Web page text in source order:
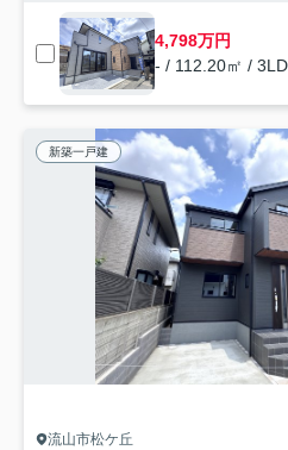
4,798万円
- / 112.20㎡ /
新築一戸建
流山市松ケ丘